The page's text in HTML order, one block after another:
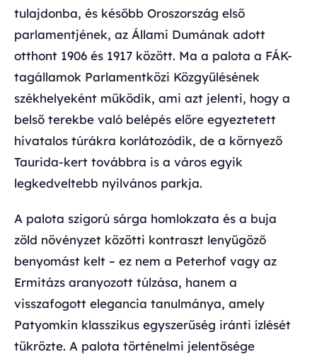
tulajdonba, és később Oroszország első
parlamentjének, az Állami Dumának adott
otthont 1906 és 1917 között. Ma a palota a FÁK-
tagállamok Parlamentközi Közgyűlésének
székhelyeként működik, ami azt jelenti, hogy a
belső terekbe való belépés előre egyeztetett
hivatalos túrákra korlátozódik, de a környező
Taurida-kert továbbra is a város egyik
legkedveltebb nyilvános parkja.
A palota szigorú sárga homlokzata és a buja
zöld növényzet közötti kontraszt lenyűgöző
benyomást kelt – ez nem a Peterhof vagy az
Ermitázs aranyozott túlzása, hanem a
visszafogott elegancia tanulmánya, amely
Patyomkin klasszikus egyszerűség iránti ízlését
tükrözte. A palota történelmi jelentősége